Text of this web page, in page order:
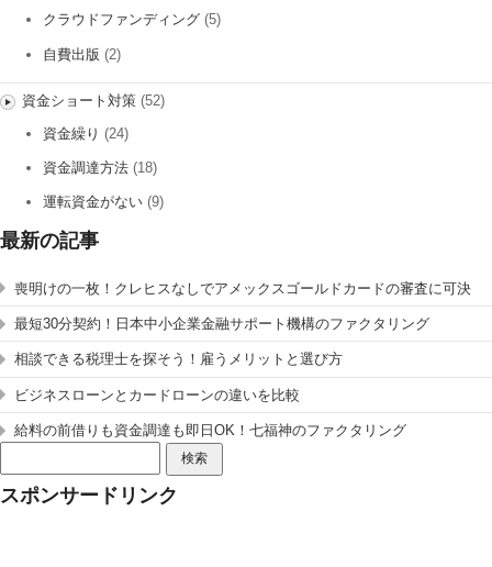
クラウドファンディング (5)
自費出版 (2)
資金ショート対策(52)
資金繰り (24)
資金調達方法 (18)
運転資金がない (9)
最新の記事
喪明けの一枚！クレヒスなしでアメックスゴールドカードの審査に可決
最短30分契約！日本中小企業金融サポート機構のファクタリング
相談できる税理士を探そう！雇うメリットと選び方
ビジネスローンとカードローンの違いを比較
給料の前借りも資金調達も即日OK！七福神のファクタリング
索:
スポンサードリンク